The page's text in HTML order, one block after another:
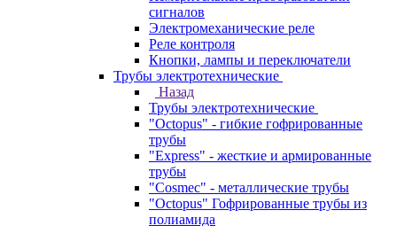
сигналов
Электромеханические реле
Реле контроля
Кнопки, лампы и переключатели
Трубы электротехнические
Назад
Трубы электротехнические
"Octopus" - гибкие гофрированные
трубы
"Express" - жесткие и армированные
трубы
"Cosmec" - металлические трубы
"Octopus" Гофрированные трубы из
полиамида